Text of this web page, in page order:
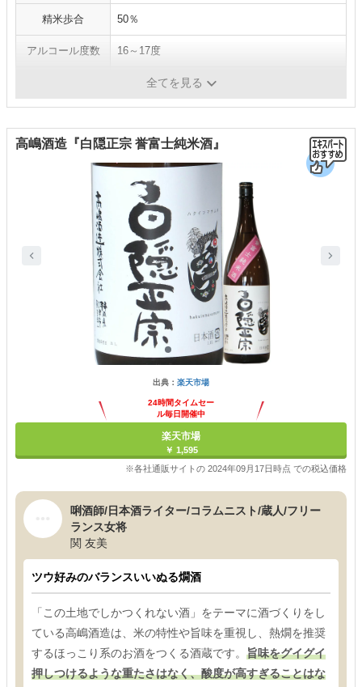
精米歩合 50％
アルコール度数 16～17度
全てを見る
高嶋酒造『白隠正宗 誉富士純米酒』
出典： 楽天市場
24時間タイムセー
ル毎日開催中
楽天市場
￥ 1,595
※各社通販サイトの 2024年09月17日時点 での税込価格
唎酒師/日本酒ライター/コラムニスト/蔵人/フリー
ランス女将
関 友美
ツウ好みのバランスいいぬる燗酒
「この土地でしかつくれない酒」をテーマに酒づくりをし
ている高嶋酒造は、米の特性や旨味を重視し、熱燗を推奨
するほっこり系のお酒をつくる酒蔵です。 旨味をグイグイ
押しつけるような重たさはなく、酸度が高すぎることはな